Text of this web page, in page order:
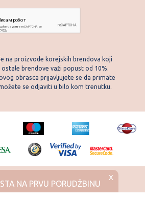
na proizvode korejskih brendova koji
ostale brendove važi popust od 10%.
obrasca prijavljujete se da primate
se odjaviti u bilo kom trenutku.
NA PRVU PORUDŽBINU
X